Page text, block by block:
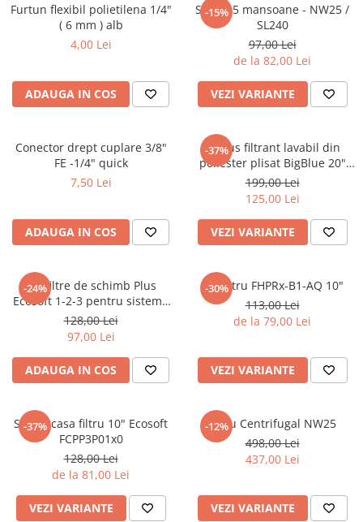
Furtun flexibil polietilena 1/4"
( 6 mm ) alb
4,00 Lei
ADAUGA IN COS
-15%
Set de 5 mansoane - NW25 /
SL240
97,00 Lei
de la 82,00 Lei
VEZI VARIANTE
Conector drept cuplare 3/8"
FE -1/4" quick
7,50 Lei
ADAUGA IN COS
-37%
Cartus filtrant lavabil din
poliester plisat BigBlue 20"
FCCELxM20B
199,00 Lei
125,00 Lei
VEZI VARIANTE
-24%
Set filtre de schimb Plus
Ecosoft 1-2-3 pentru sisteme
de filtrare
128,00 Lei
97,00 Lei
ADAUGA IN COS
-30%
Set filtru FHPRx-B1-AQ 10"
113,00 Lei
de la 79,00 Lei
VEZI VARIANTE
-37%
Set carcasa filtru 10" Ecosoft
FCPP3P01x0
128,00 Lei
de la 81,00 Lei
VEZI VARIANTE
-12%
Filtru Centrifugal NW25
498,00 Lei
437,00 Lei
VEZI VARIANTE